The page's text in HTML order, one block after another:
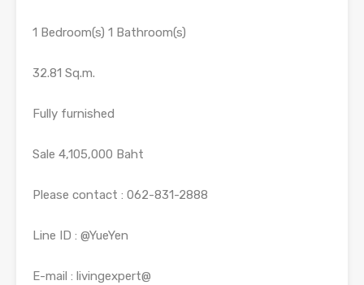
1 Bedroom(s) 1 Bathroom(s)
32.81 Sq.m.
Fully furnished
Sale 4,105,000 Baht
Please contact : 062-831-2888
Line ID : @YueYen
E-mail : livingexpert@